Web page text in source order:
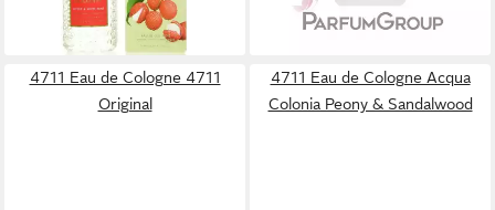
lieferbar - in 2-3 Werktagen bei dir
(35,10 €/ 100 ml)
lieferbar - in 2-3 Werktagen bei dir
4711 Eau de Cologne 4711
Original
4711 Eau de Cologne Acqua
Colonia Peony & Sandalwood